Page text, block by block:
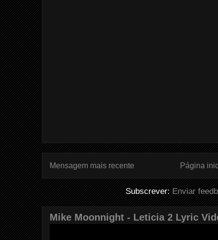
Mensagem mais recente Página
Subscrever:Enviar
Mike Moonnight - Leticia 2 Lyric